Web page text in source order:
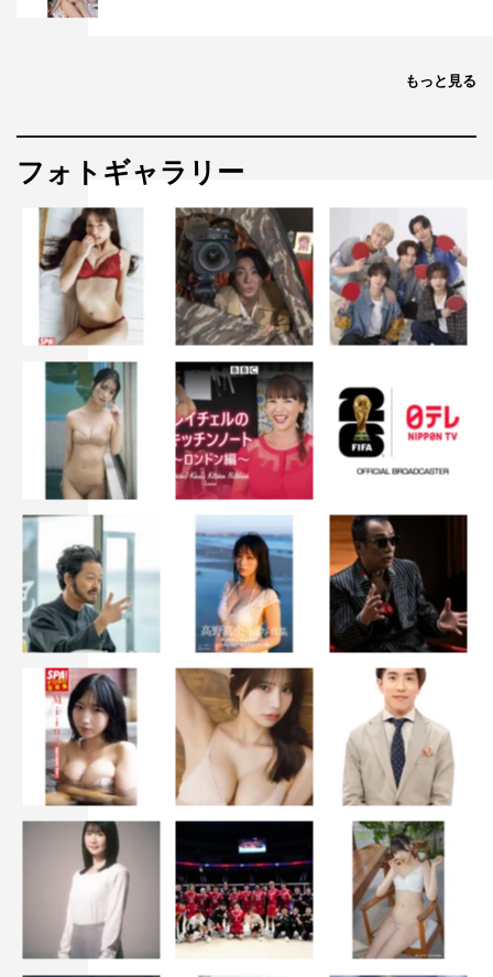
もっと見る
フォトギャラリー